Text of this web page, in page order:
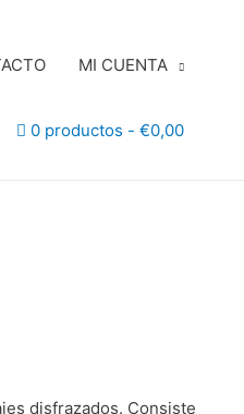
MI CUENTA
0 productos €0,00
disfrazados. Consiste